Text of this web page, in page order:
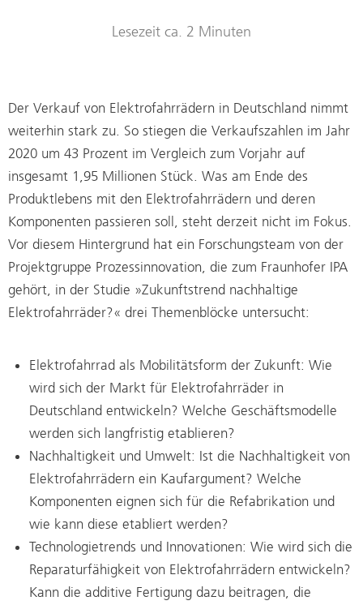
Lesezeit ca. 2 Minuten
Der Verkauf von Elektrofahrrädern in Deutschland nimmt
weiterhin stark zu. So stiegen die Verkaufszahlen im Jahr
2020 um 43 Prozent im Vergleich zum Vorjahr auf
insgesamt 1,95 Millionen Stück. Was am Ende des
Produktlebens mit den Elektrofahrrädern und deren
Komponenten passieren soll, steht derzeit nicht im Fokus.
Vor diesem Hintergrund hat ein Forschungsteam von der
Projektgruppe Prozessinnovation, die zum Fraunhofer IPA
gehört, in der Studie »Zukunftstrend nachhaltige
Elektrofahrräder?« drei Themenblöcke untersucht:
Elektrofahrrad als Mobilitätsform der Zukunft: Wie
wird sich der Markt für Elektrofahrräder in
Deutschland entwickeln? Welche Geschäftsmodelle
werden sich langfristig etablieren?
Nachhaltigkeit und Umwelt: Ist die Nachhaltigkeit von
Elektrofahrrädern ein Kaufargument? Welche
Komponenten eignen sich für die Refabrikation und
wie kann diese etabliert werden?
Technologietrends und Innovationen: Wie wird sich die
Reparaturfähigkeit von Elektrofahrrädern entwickeln?
Kann die additive Fertigung dazu beitragen, die